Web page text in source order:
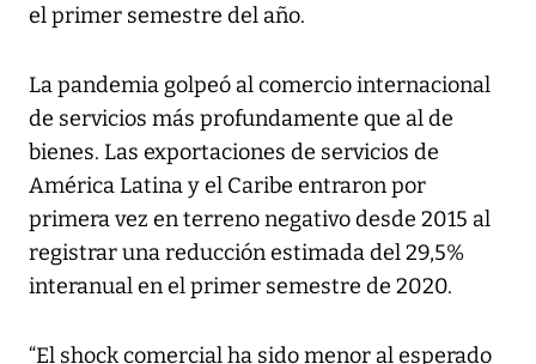
el primer semestre del año.
La pandemia golpeó al comercio internacional
de servicios más profundamente que al de
bienes. Las exportaciones de servicios de
América Latina y el Caribe entraron por
primera vez en terreno negativo desde 2015 al
registrar una reducción estimada del 29,5%
interanual en el primer semestre de 2020.
“El shock comercial ha sido menor al esperado